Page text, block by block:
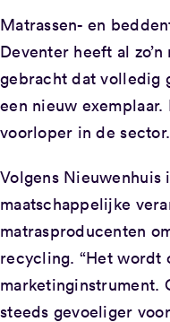
Matrassen- en
Deventer heeft al
gebracht dat volledig
een nieuw
voorloper in de sector.
Volgens Nieuwenhuis
maatschappelijke
matrasproducenten
recycling. “Het wordt
marketinginstrument.
steeds gevoeliger